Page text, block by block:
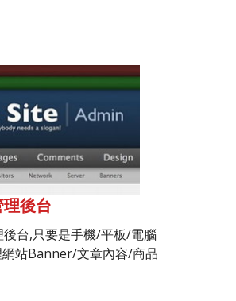
後台
台,只要是手機/平板/電腦
站Banner/文章內容/商品